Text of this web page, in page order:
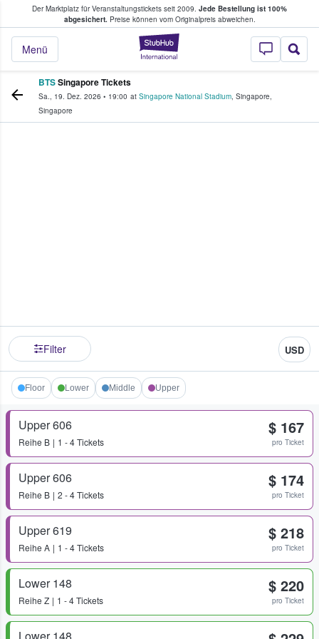
Der Marktplatz für Veranstaltungstickets seit 2009. Jede Bestellung ist 100%
abgesichert.Preise können vom Originalpreis abweichen.
StubHub - Wo
Menü
Tickets kaufen & verkaufen
BTSSingapore Tickets
Sa., 19. Dez. 2026 • 19:00 at Singapore National Stadium, Singapore,
Singapore
Filter USD
Floor Lower Middle Upper
Upper 606
Reihe B 1 - 4 Tickets
$ 167
pro Ticket
Upper 606
Reihe B 2 - 4 Tickets
$ 174
pro Ticket
Upper 619
Reihe A 1 - 4 Tickets
$ 218
pro Ticket
Lower 148
Reihe Z 1 - 4 Tickets
$ 220
pro Ticket